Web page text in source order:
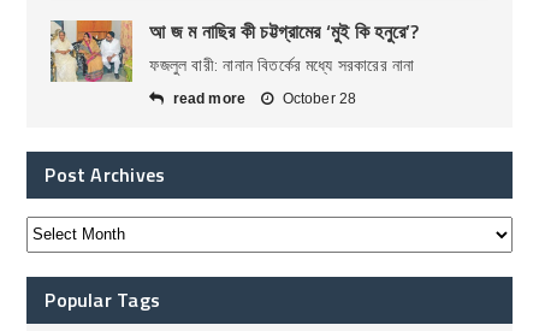
আ জ ম নাছির কী চট্টগ্রামের ‘মুই কি হনুরে’?
ফজলুল বারী: নানান বিতর্কের মধ্যে সরকারের নানা
read more October 28
Post Archives
Popular Tags